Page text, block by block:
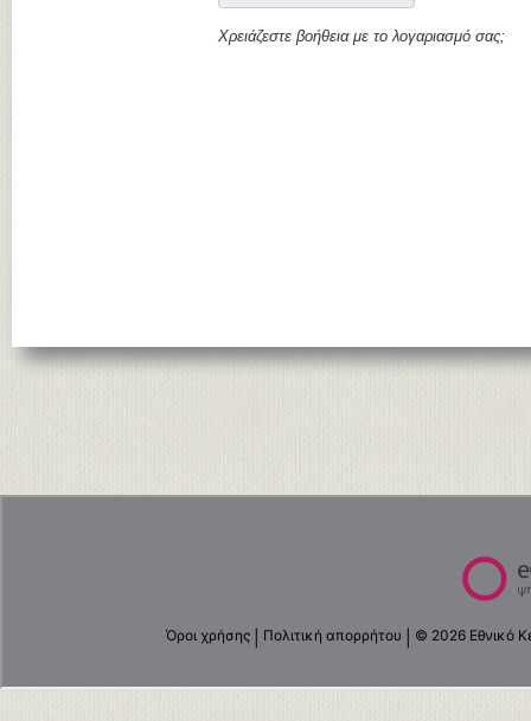
Χρειάζεστε βοήθεια με το λογαριασμό σας;